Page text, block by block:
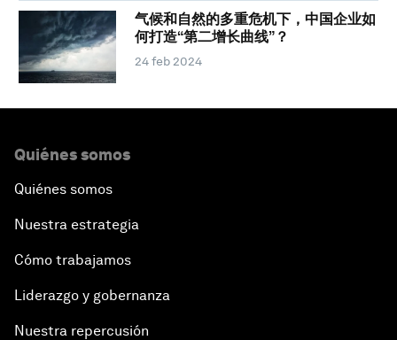
气候和自然的多重危机下，中国企业如
何打造“第二增长曲线”？
24 feb 2024
Quiénes somos
Quiénes somos
Nuestra estrategia
Cómo trabajamos
Liderazgo y gobernanza
Nuestra repercusión